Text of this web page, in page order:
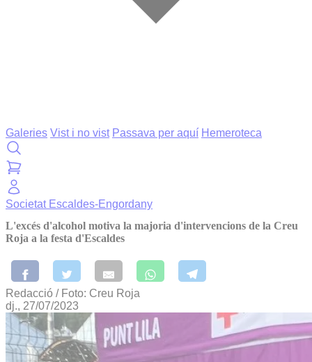
Galeries Vist i no vist Passava per aquí Hemeroteca
Societat Escaldes-Engordany
L'excés d'alcohol motiva la majoria d'intervencions de la Creu
Roja a la festa d'Escaldes
Redacció / Foto: Creu Roja
dj., 27/07/2023